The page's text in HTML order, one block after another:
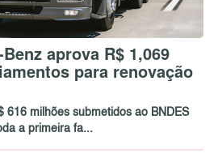
aprova R$ 1,069
para renovação
616 milhões submetidos ao BNDES
a primeira fa...